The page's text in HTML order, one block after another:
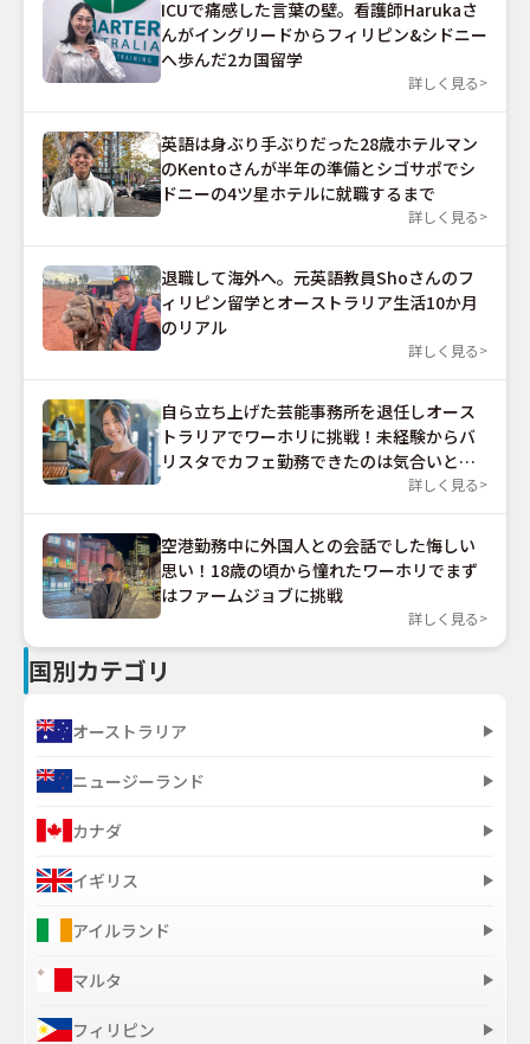
ICUで痛感した言葉の壁。看護師Harukaさ
んがイングリードからフィリピン&シドニー
へ歩んだ2カ国留学
詳しく見る
英語は身ぶり手ぶりだった28歳ホテルマン
のKentoさんが半年の準備とシゴサポでシ
ドニーの4ツ星ホテルに就職するまで
詳しく見る
退職して海外へ。元英語教員Shoさんのフ
ィリピン留学とオーストラリア生活10か月
のリアル
詳しく見る
自ら立ち上げた芸能事務所を退任しオース
トラリアでワーホリに挑戦！未経験からバ
リスタでカフェ勤務できたのは気合いと根
詳しく見る
空港勤務中に外国人との会話でした悔しい
思い！18歳の頃から憧れたワーホリでまず
はファームジョブに挑戦
詳しく見る
国別カテゴリ
オーストラリア
ニュージーランド
カナダ
イギリス
アイルランド
マルタ
フィリピン